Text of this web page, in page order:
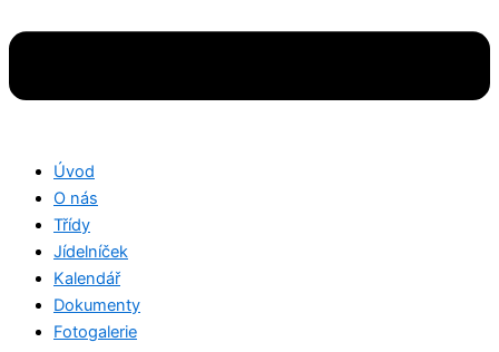
Úvod
O nás
Třídy
Jídelníček
Kalendář
Dokumenty
Fotogalerie